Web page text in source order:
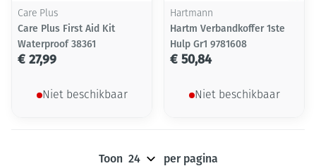
Care Plus
Care Plus First Aid Kit
Waterproof 38361
€ 27,99
Niet beschikbaar
Hartmann
Hartm Verbandkoffer 1ste
Hulp Gr1 9781608
€ 50,84
Niet beschikbaar
Toon per pagina